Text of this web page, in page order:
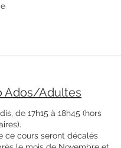
Ados/Adultes
de 17h15 à 18h45 (hors
ce cours seront décalés